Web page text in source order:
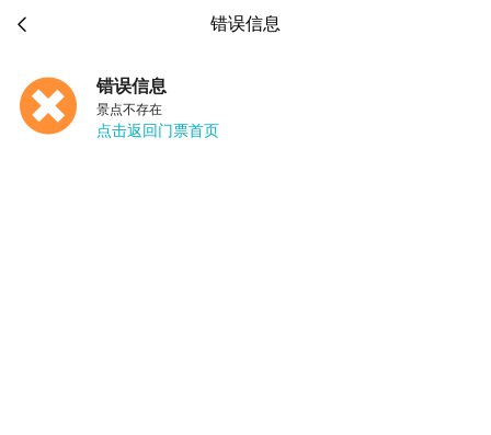
 错误信息
错误信息
景点不存在
点击返回门票首页